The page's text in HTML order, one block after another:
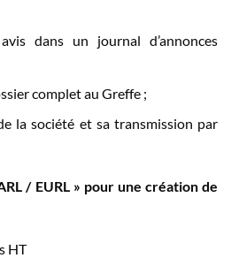
dans un journal d’annonces
complet au Greffe ;
la société et sa transmission par
/ EURL » pour une création de
HT